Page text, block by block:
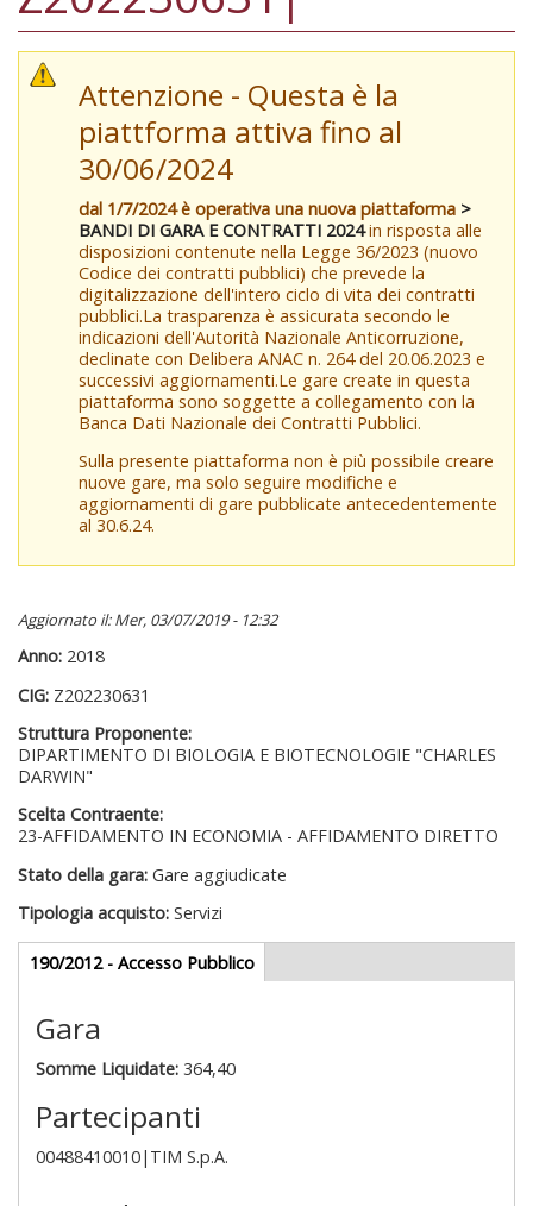
Attenzione - Questa è la
piattforma attiva fino al
30/06/2024
dal 1/7/2024 è operativa una nuova piattaforma >
BANDI DI GARA E CONTRATTI 2024in risposta alle
disposizioni contenute nella Legge 36/2023 (nuovo
Codice dei contratti pubblici) che prevede la
digitalizzazione dell'intero ciclo di vita dei contratti
pubblici.La trasparenza è assicurata secondo le
indicazioni dell'Autorità Nazionale Anticorruzione,
declinate con Delibera ANAC n. 264 del 20.06.2023 e
successivi aggiornamenti.Le gare create in questa
piattaforma sono soggette a collegamento con la
Banca Dati Nazionale dei Contratti Pubblici.
Sulla presente piattaforma non è più possibile creare
nuove gare, ma solo seguire modifiche e
aggiornamenti di gare pubblicate antecedentemente
al 30.6.24.
Aggiornato il: Mer, 03/07/2019 - 12:32
Anno: 2018
CIG: Z202230631
Struttura Proponente:
DIPARTIMENTO DI BIOLOGIA E BIOTECNOLOGIE "CHARLES
DARWIN"
Scelta Contraente:
23-AFFIDAMENTO IN ECONOMIA - AFFIDAMENTO DIRETTO
Stato della gara: Gare aggiudicate
Tipologia acquisto: Servizi
Gare appalti
190/2012 - Accesso Pubblico(scheda
attiva)
Gara
Somme Liquidate:364,40
Partecipanti
00488410010|TIM S.p.A.